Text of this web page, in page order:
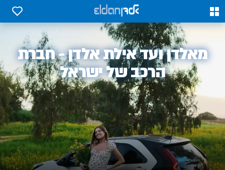
0
0
אלדן
מאלדן ועד אילת אלדן - חברת
הרכב של ישראל